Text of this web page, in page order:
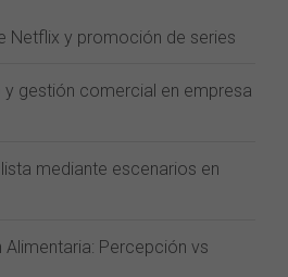
Netflix y promoción de series
gestión comercial en empresa
mediante escenarios en
Percepción vs